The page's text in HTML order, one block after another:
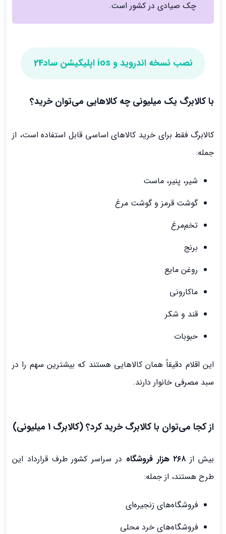
چک صیادی در کشور است.
نصب نسخه اندروید و ios اپلیکیشن ساد24
با کالابرگ یک میلیونی چه کالاهایی می‌توان خرید؟
کالابرگ فقط برای خرید کالاهای اساسی قابل استفاده است، از
جمله:
شیر، پنیر، ماست
گوشت قرمز و گوشت مرغ
تخم‌مرغ
برنج
روغن مایع
ماکارونی
قند و شکر
حبوبات
این اقلام دقیقاً همان کالاهایی هستند که بیشترین سهم را در
سبد مصرفی خانوار دارند.
از کجا می‌توان با کالابرگ خرید کرد؟ (کالابرگ 1 میلیونی)
بیش از ۲۶۸ هزار فروشگاه
در سراسر کشور طرف قرارداد این
طرح هستند، از جمله:
فروشگاه‌های زنجیره‌ای
فروشگاه‌های خرد محلی